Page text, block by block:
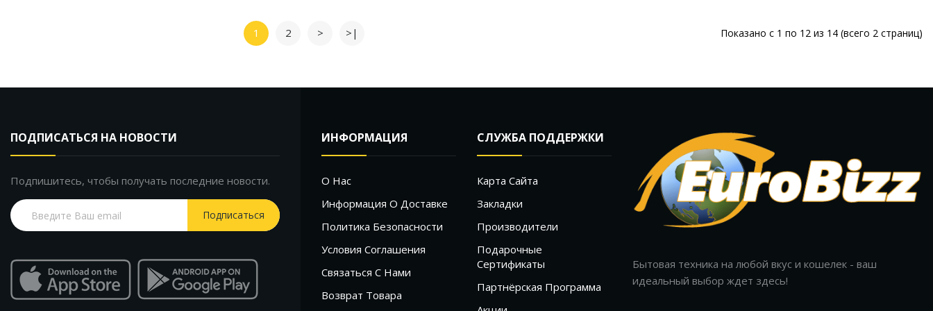
1 2 > >| Показано с 1 по 12 из 14 (всего 2 страниц)
ПОДПИСАТЬСЯ НА НОВОСТИ
Подпишитесь, чтобы получать последние новости.
Подписаться
ИНФОРМАЦИЯ
О Нас
Информация О Доставке
Политика Безопасности
Условия Соглашения
Связаться С Нами
Возврат Товара
СЛУЖБА ПОДДЕРЖКИ
Карта Сайта
Закладки
Производители
Подарочные
Сертификаты
Партнёрская Программа
Бытовая техника на любой вкус и кошелек - ваш
идеальный выбор ждет здесь!